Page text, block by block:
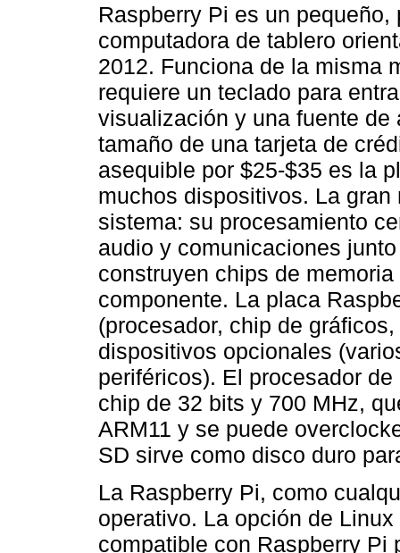
Raspberry Pi es un
computadora de tablero
2012. Funciona de la misma
requiere un teclado para
visualización y una fuente
tamaño de una tarjeta de
asequible por $25-$35 es la
muchos dispositivos. La
sistema: su procesamiento
audio y comunicaciones
construyen chips de
componente. La placa
(procesador, chip de
dispositivos opcionales
periféricos). El procesador
chip de 32 bits y 700 MHz,
ARM11 y se puede
SD sirve como disco duro
La Raspberry Pi, como
operativo. La opción de
compatible con Raspberry Pi